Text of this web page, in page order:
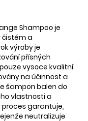
Shampoo je
čistém a
výroby je
přísných
vysoce kvalitní
na účinnost a
šampon balen do
vlastnosti a
garantuje,
neutralizuje